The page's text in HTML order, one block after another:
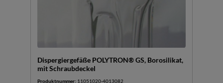
Dispergiergefäße POLYTRON® GS, Borosilikat,
mit Schraubdeckel
Produktnummer: 11051020-4013082